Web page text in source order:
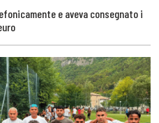
e aveva consegnato i